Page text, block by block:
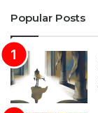
Popular Posts